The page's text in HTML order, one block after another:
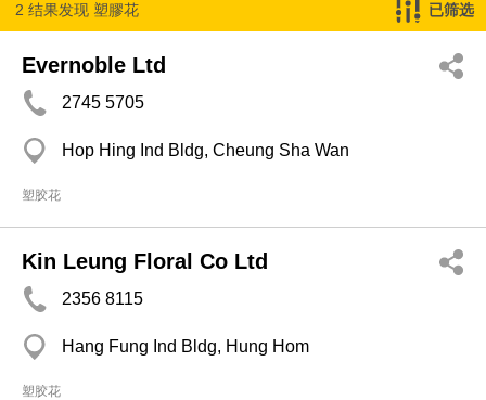
2 结果发现 塑膠花 已筛选
Evernoble Ltd
2745 5705
Hop Hing Ind Bldg, Cheung Sha Wan
塑胶花
Kin Leung Floral Co Ltd
2356 8115
Hang Fung Ind Bldg, Hung Hom
塑胶花